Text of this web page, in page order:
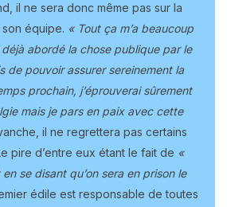
il ne sera donc même pas sur la
équipe. « Tout ça m’a beaucoup
abordé la chose publique par le
de pouvoir assurer sereinement la
prochain, j’éprouverai sûrement
mais je pars en paix avec cette
il ne regrettera pas certains
pire d’entre eux étant le fait de «
en se disant qu’on sera en prison le
édile est responsable de toutes